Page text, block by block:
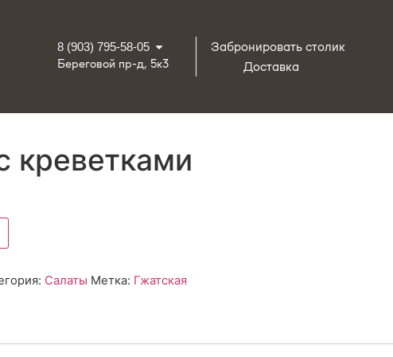
8 (903) 795-58-05
Береговой пр-д, 5к3
Забронировать столик
Доставка
креветками
Салаты Метка: Гжатская